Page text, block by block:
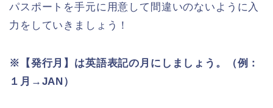
パスポートを手元に用意して間違いのないように入
力をしていきましょう！
※【発行月】は英語表記の月にしましょう。（例：
１月→JAN）